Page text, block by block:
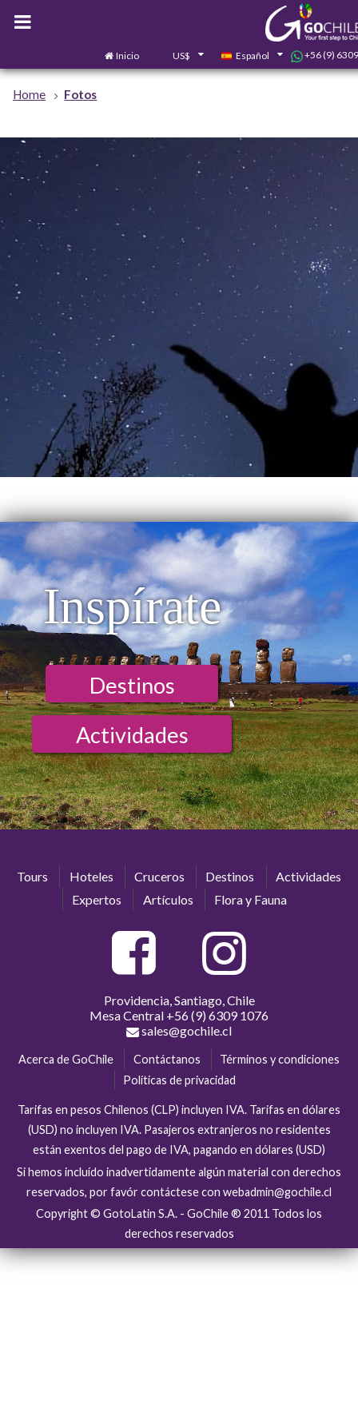
Inicio US$ Español +56 (9)
Home Fotos
Inspírate
Destinos
Actividades
Tours Hoteles Cruceros Destinos
Actividades
Expertos
Artículos Flora y Fauna
Providencia, Santiago, Chile
Mesa Central +56 (9) 6309 1076
sales@gochile.cl
Acerca de GoChile Contáctanos
Términos y condiciones
Políticas de privacidad
Tarifas en pesos Chilenos (CLP) incluyen IVA. Tarifas en dólares
(USD) no incluyen IVA. Pasajeros extranjeros no residentes
están exentos del pago de IVA, pagando en dólares (USD)
Si hemos incluído inadvertidamente algún material con derechos
reservados, por favór contáctese con webadmin@gochile.cl
Copyright © GotoLatin S.A. - GoChile ® 2011 Todos los
derechos reservados